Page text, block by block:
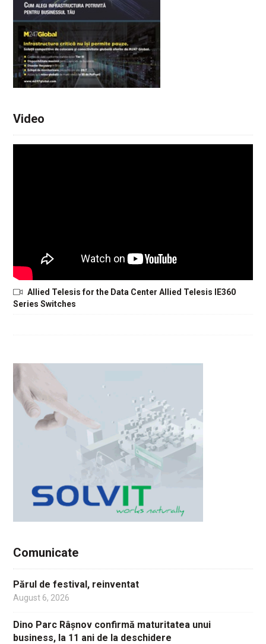
Video
Allied Telesis for the Data Center Allied Telesis IE360
Series Switches
Comunicate
Părul de festival, reinventat
August 6, 2026
Dino Parc Râșnov confirmă maturitatea unui
business, la 11 ani de la deschidere